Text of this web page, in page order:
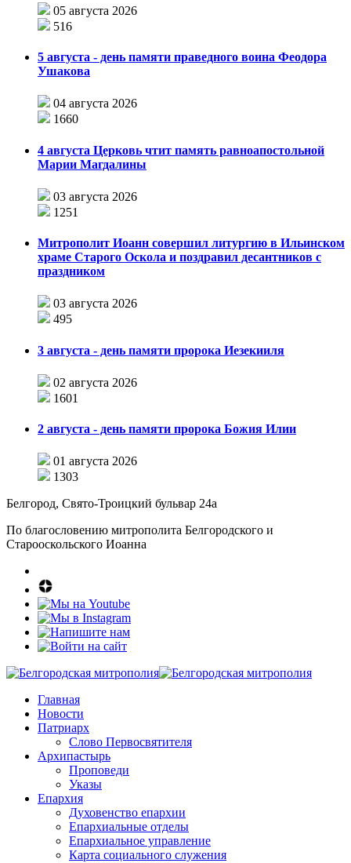
05 августа 2026
516
5 августа - день памяти праведного воина Феодора
Ушакова
04 августа 2026
1660
4 августа Церковь чтит память равноапостольной
Марии Магдалины
03 августа 2026
1251
Митрополит Иоанн совершил литургию в Ильинском
храме Старого Оскола и поздравил десантников с
праздником
03 августа 2026
495
3 августа - день памяти пророка Иезекииля
02 августа 2026
1601
2 августа - день памяти пророка Божия Илии
01 августа 2026
1303
Белгород, Свято-Троицкий бульвар 24а
По благословению митрополита Белгородского и
Старооскольского Иоанна
Главная
Новости
Патриарх
Слово Первосвятителя
Архипастырь
Проповеди
Указы
Епархия
Духовенство епархии
Епархиальные отделы
Епархиальное управление
Карта социального служения